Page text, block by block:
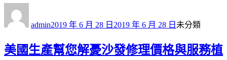
admin佈
期:
2019 年 6 月 28 日 2019 年 6 月 28 日 類
未分類
美國生產幫您解憂沙發修理價格與服務植